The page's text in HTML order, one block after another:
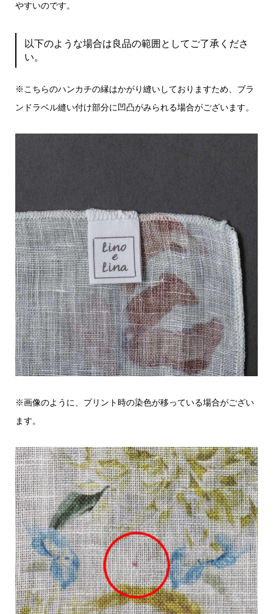
やすいのです。
以下のような場合は良品の範囲としてご了承くださ
い。
※こちらのハンカチの縁はかがり縫いしておりますため、ブラ
ンドラベル縫い付け部分に凹凸がみられる場合がございます。
※画像のように、プリント時の染色が移っている場合がござい
ます。